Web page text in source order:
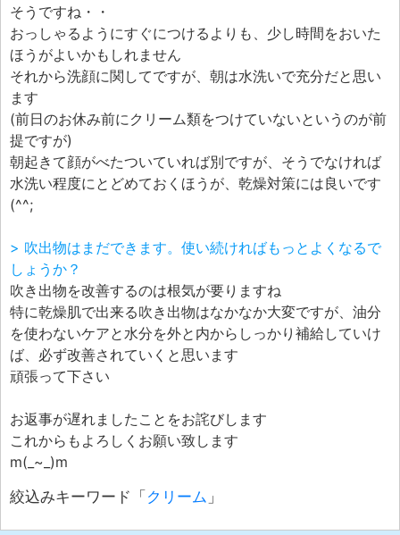
そうですね・・
おっしゃるようにすぐにつけるよりも、少し時間をおいた
ほうがよいかもしれません
それから洗顔に関してですが、朝は水洗いで充分だと思い
ます
(前日のお休み前にクリーム類をつけていないというのが前
提ですが)
朝起きて顔がべたついていれば別ですが、そうでなければ
水洗い程度にとどめておくほうが、乾燥対策には良いです
(^^;
> 吹出物はまだできます。使い続ければもっとよくなるで
しょうか？
吹き出物を改善するのは根気が要りますね
特に乾燥肌で出来る吹き出物はなかなか大変ですが、油分
を使わないケアと水分を外と内からしっかり補給していけ
ば、必ず改善されていくと思います
頑張って下さい
お返事が遅れましたことをお詫びします
これからもよろしくお願い致します
m(_~_)m
絞込みキーワード「 クリーム 」